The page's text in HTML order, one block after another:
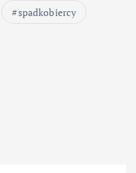
spadkobiercy